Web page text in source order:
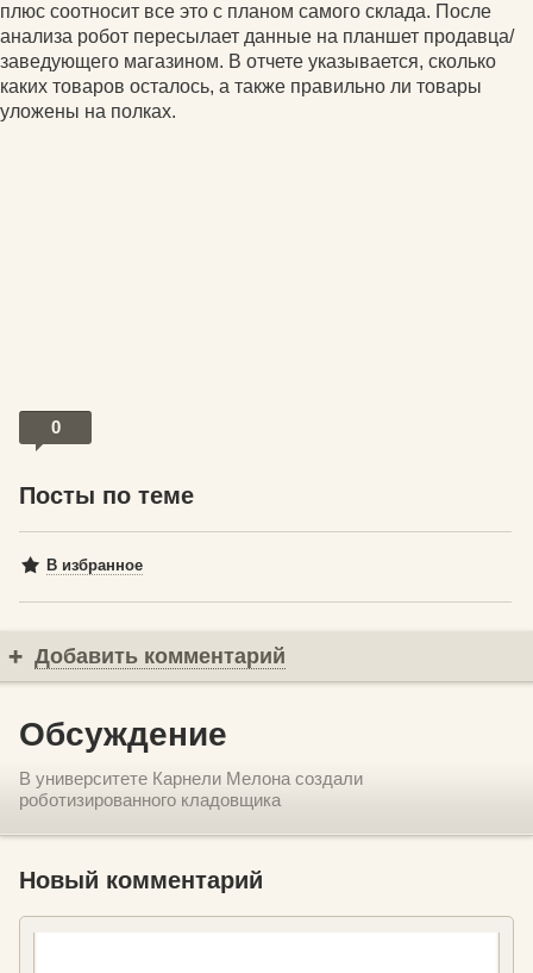
плюс соотносит все это с планом самого склада. После
анализа робот пересылает данные на планшет продавца/
заведующего магазином. В отчете указывается, сколько
каких товаров осталось, а также правильно ли товары
уложены на полках.
0
Посты по теме
В избранное
Добавить комментарий
Обсуждение
В университете Карнели Мелона создали
роботизированного кладовщика
Новый комментарий